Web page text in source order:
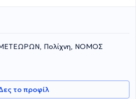
το προφίλ